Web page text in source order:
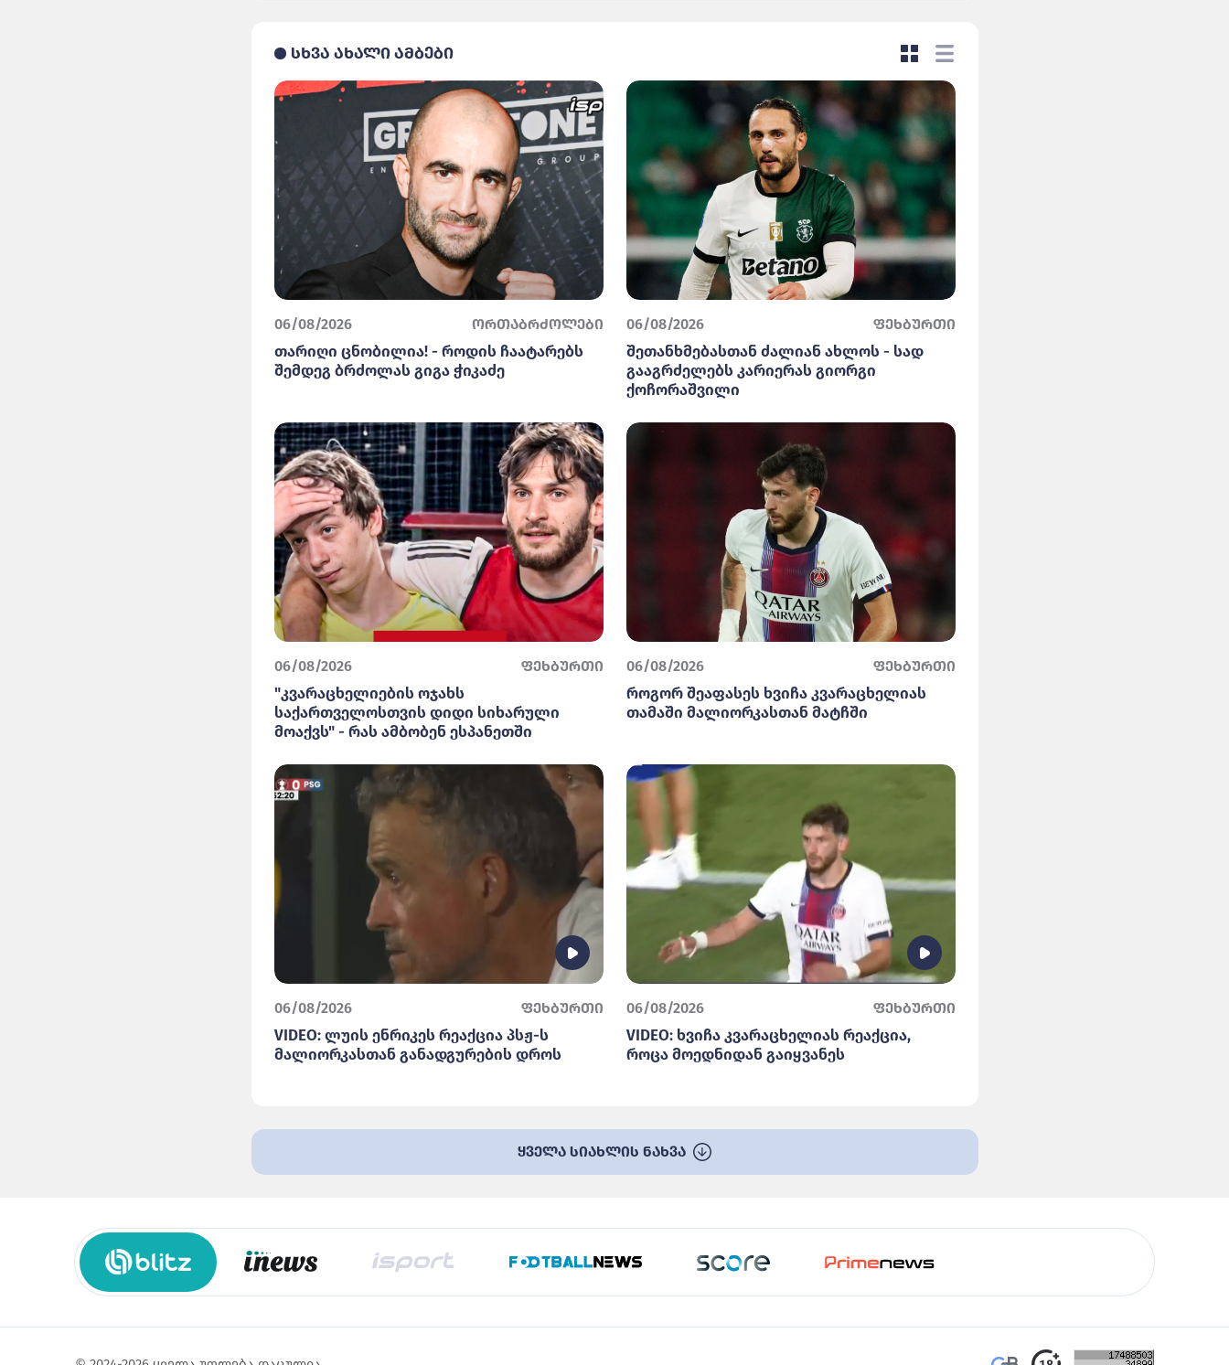
სხვა ახალი ამბები
06/08/2026 ორთაბრძოლები
თარიღი ცნობილია! - როდის ჩაატარებს
შემდეგ ბრძოლას გიგა ჭიკაძე
06/08/2026 ფეხბურთი
შეთანხმებასთან ძალიან ახლოს - სად
გააგრძელებს კარიერას გიორგი
ქოჩორაშვილი
06/08/2026 ფეხბურთი
"კვარაცხელიების ოჯახს
საქართველოსთვის დიდი სიხარული
მოაქვს" - რას ამბობენ ესპანეთში
06/08/2026 ფეხბურთი
როგორ შეაფასეს ხვიჩა კვარაცხელიას
თამაში მალიორკასთან მატჩში
06/08/2026 ფეხბურთი
VIDEO: ლუის ენრიკეს რეაქცია პსჟ-ს
მალიორკასთან განადგურების დროს
06/08/2026 ფეხბურთი
VIDEO: ხვიჩა კვარაცხელიას რეაქცია,
როცა მოედნიდან გაიყვანეს
ყველა სიახლის ნახვა